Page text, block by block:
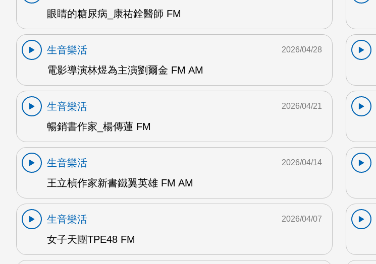
眼睛的糖尿病_康祐銓醫師 FM
生音樂活
電影導演林煜為主演劉爾金 FM AM
2026/04/28
生音樂活
暢銷書作家_楊傳蓮 FM
2026/04/21
生音樂活
王立楨作家新書鐵翼英雄 FM AM
2026/04/14
生音樂活
女子天團TPE48 FM
2026/04/07